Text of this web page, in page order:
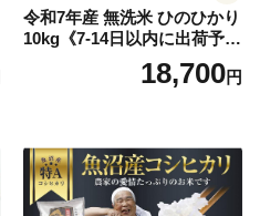
令和7年産 無洗米 ひのひかり
10kg《7-14日以内に出荷予定
(土日祝除く)》コメ 米 無洗米
令和7年産 高レビュー｜人気
18,700円